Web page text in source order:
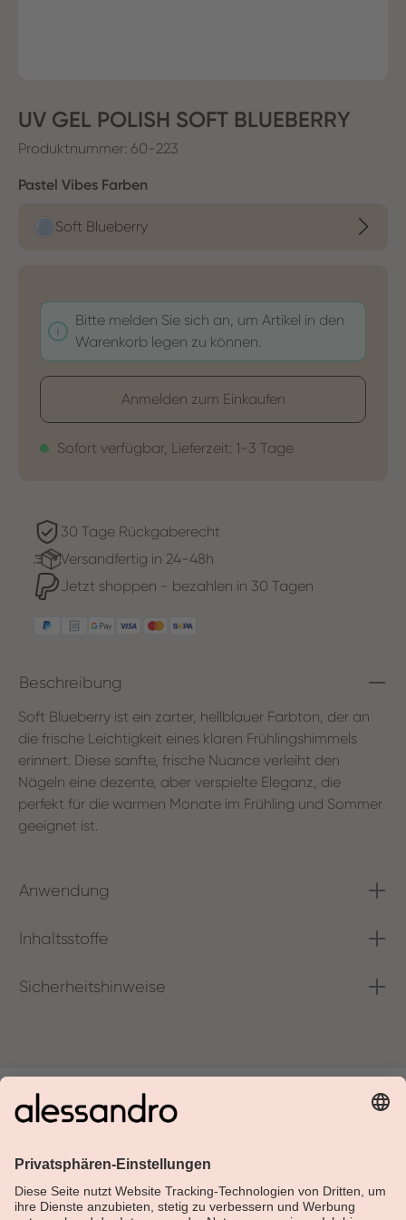
UV GEL POLISH SOFT BLUEBERRY
Produktnummer: 60-223
Pastel Vibes Farben
Soft Blueberry
Bitte melden Sie sich an, um Artikel in den
Warenkorb legen zu können.
Anmelden zum Einkaufen
Sofort verfügbar, Lieferzeit: 1-3 Tage
30 Tage Rückgaberecht
Versandfertig in 24-48h
Jetzt shoppen - bezahlen in 30 Tagen
Beschreibung
Soft Blueberry ist ein zarter, hellblauer Farbton, der an
die frische Leichtigkeit eines klaren Frühlingshimmels
erinnert. Diese sanfte, frische Nuance verleiht den
Nägeln eine dezente, aber verspielte Eleganz, die
perfekt für die warmen Monate im Frühling und Sommer
geeignet ist.
Anwendung
Inhaltsstoffe
Sicherheitshinweise
Über Alessandro